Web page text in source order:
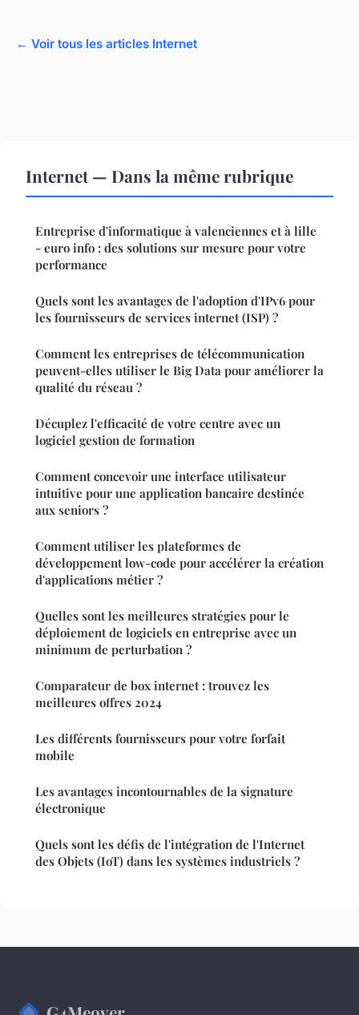
← Voir tous les articles Internet
Internet — Dans la même rubrique
Entreprise d'informatique à valenciennes et à lille
- euro info : des solutions sur mesure pour votre
performance
Quels sont les avantages de l'adoption d'IPv6 pour
les fournisseurs de services internet (ISP) ?
Comment les entreprises de télécommunication
peuvent-elles utiliser le Big Data pour améliorer la
qualité du réseau ?
Décuplez l'efficacité de votre centre avec un
logiciel gestion de formation
Comment concevoir une interface utilisateur
intuitive pour une application bancaire destinée
aux seniors ?
Comment utiliser les plateformes de
développement low-code pour accélérer la création
d'applications métier ?
Quelles sont les meilleures stratégies pour le
déploiement de logiciels en entreprise avec un
minimum de perturbation ?
Comparateur de box internet : trouvez les
meilleures offres 2024
Les différents fournisseurs pour votre forfait
mobile
Les avantages incontournables de la signature
électronique
Quels sont les défis de l'intégration de l'Internet
des Objets (IoT) dans les systèmes industriels ?